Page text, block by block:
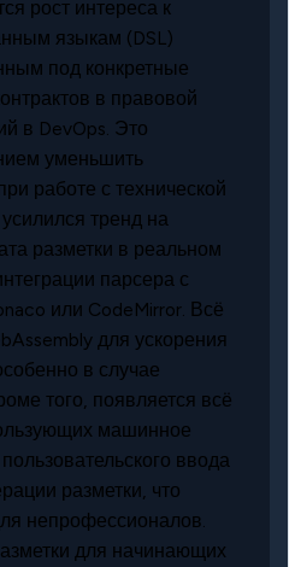
рост интереса к
языкам (DSL)
под конкретные
в правовой
в DevOps. Это
уменьшить
работе с технической
тренд на
разметки в реальном
парсера с
или CodeMirror. Всё
для ускорения
в случае
того, появляется всё
машинное
ввода
разметки, что
непрофессионалов.
для начинающих